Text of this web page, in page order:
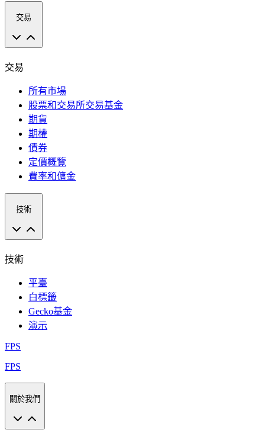
交易
交易
所有市場
股票和交易所交易基金
期貨
期權
債券
定價概覽
費率和傭金
技術
技術
平臺
白標籤
Gecko基金
演示
FPS
FPS
關於我們